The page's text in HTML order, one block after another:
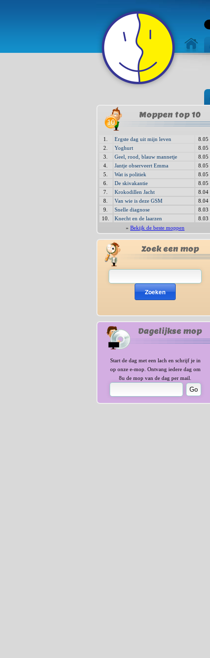
Moppen top 10
1. Ergste dag uit mijn leven
8.05
2.
Yoghurt
8.05
3.
Geel, rood, blauw mannetje
8.05
4.
Jantje observeert Emma
8.05
5.
Wat is politiek
8.05
6.
De skivakantie
8.05
7.
Krokodillen Jacht
8.04
8.
Van wie is deze GSM
8.04
9.
Snelle diagnose
8.03
10.
Knecht en de laarzen
8.03
» Bekijk de beste moppen
Zoek een mop
Zoeken
Dagelijkse mop
Start de dag met een lach en schrijf je in
op onze e-mop. Ontvang iedere dag om
8u de mop van de dag per mail.